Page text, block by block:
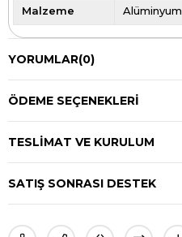
Malzeme Alüminyum
YORUMLAR(0)
ÖDEME SEÇENEKLERI
TESLIMAT VE KURULUM
SATIŞ SONRASI DESTEK